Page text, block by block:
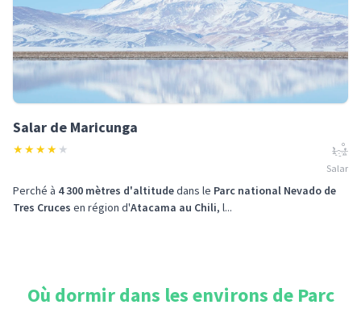
Salar de Maricunga
★★★★ ★
Salar
Perché à 4 300 mètres d'altitudedans le Parc national Nevado de
Tres Cruces en région d'Atacama au Chili, l...
Où dormir dans les environs de Parc